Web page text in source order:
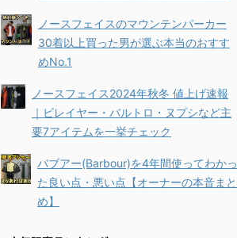
ノースフェイスのマウンテンパーカー
30着以上買った男が選ぶ本当のおすす
めNo.1
ノースフェイス2024年秋冬 値上げ速報
｜ビレイヤー・バルトロ・ヌプシなど主
要7アイテムを一挙チェック
バブアー(Barbour)を4年間使ってわかっ
た良い点・悪い点【オーナーの本音まと
め】